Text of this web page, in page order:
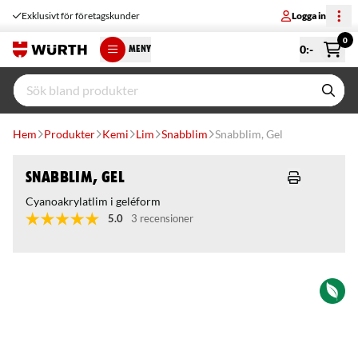
Exklusivt för företagskunder Logga in
MENY 0:-
0
Hem Produkter Kemi Lim Snabblim Snabblim, Gel
Snabblim, Gel
Cyanoakrylatlim i geléform
5.0 3 recensioner